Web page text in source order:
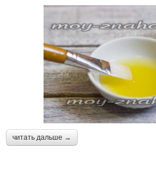
читать дальше →